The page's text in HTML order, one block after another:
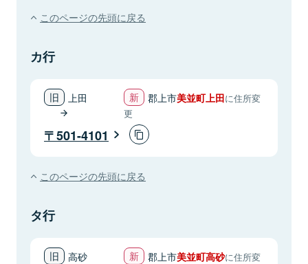
このページの先頭に戻る
カ行
上田 郡上市美並町上田に住所変
更
501-4101
このページの先頭に戻る
タ行
高砂 郡上市美並町高砂に住所変